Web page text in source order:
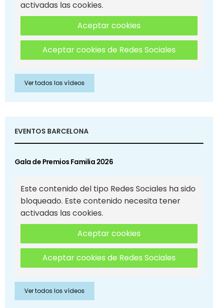
activadas las cookies.
Aceptar cookies
Aceptar cookies de Redes Sociales
Ver todos los vídeos
EVENTOS BARCELONA
Gala de Premios Familia 2026
Este contenido del tipo Redes Sociales ha sido
bloqueado. Este contenido necesita tener
activadas las cookies.
Aceptar cookies
Aceptar cookies de Redes Sociales
Ver todos los vídeos